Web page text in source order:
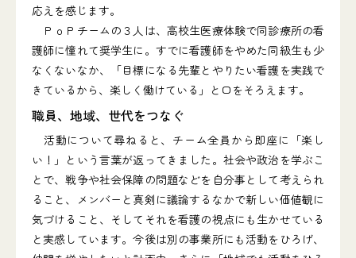
応えを感じます。
ＰｏＰチームの３人は、高校生医療体験で同診療所の看
護師に憧れて奨学生に。すでに看護師をやめた同級生も少
なくないなか、「目標になる先輩とやりたい看護を実践で
きているから、楽しく働けている」と口をそろえます。
職員、地域、世代をつなぐ
活動について尋ねると、チーム全員から即座に「楽し
い！」という言葉が返ってきました。社会や政治を学ぶこ
とで、戦争や社会保障の問題などを自分事として考えられ
ること、メンバーと真剣に議論するなかで新しい価値観に
気づけること、そしてそれを看護の視点にも生かせている
と実感しています。今後は別の事業所にも活動をひろげ、